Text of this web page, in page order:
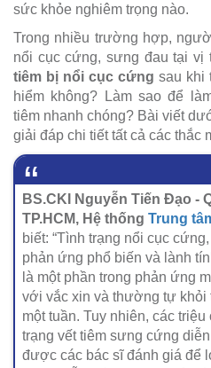
sức khỏe nghiêm trọng nào.
Trong nhiều trường hợp,
nổi cục cứng, sưng đau tại vị
tiêm bị nổi cục cứng sau khi
hiểm không? Làm sao để
tiêm nhanh chóng? Bài viết
giải đáp chi tiết tất cả các thắc
BS.CKI Nguyễn Tiến Đạo -
TP.HCM, Hệ thống Trung
biết: “Tình trạng nổi cục
phản ứng phổ biến và lành
là một phần trong phản ứng
với vắc xin và thường tự khỏi
một tuần. Tuy nhiên, các
trạng vết tiêm sưng cứng
được các bác sĩ đánh giá để